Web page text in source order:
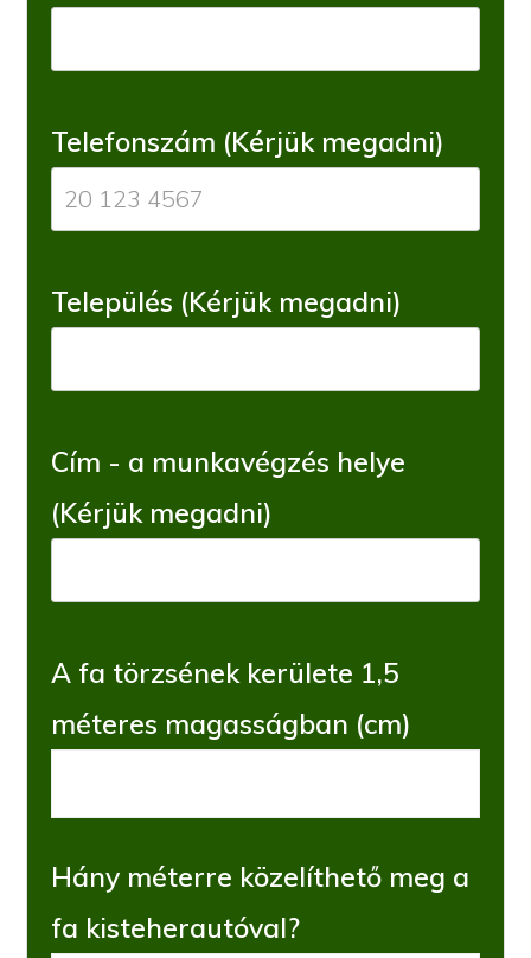
Telefonszám (Kérjük megadni)
Település (Kérjük megadni)
Cím - a munkavégzés helye
(Kérjük megadni)
A fa törzsének kerülete 1,5
méteres magasságban (cm)
Hány méterre közelíthető meg a
fa kisteherautóval?